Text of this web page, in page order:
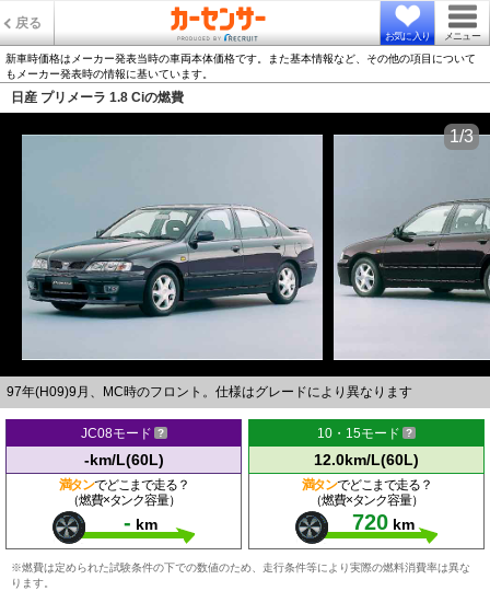
戻る
お気に入り メニュー
新車時価格はメーカー発表当時の車両本体価格です。また基本情報など、その他の項目について
もメーカー発表時の情報に基いています。
日産 プリメーラ 1.8 Ciの燃費
97年(H09)9月、MC時のフロント。仕様はグレードにより異なります
1/3
JC08モード
-km/L(60L)
満タンでどこまで走る？
（燃費×タンク容量）
- km
10・15モード
12.0km/L(60L)
満タンでどこまで走る？
（燃費×タンク容量）
720 km
※燃費は定められた試験条件の下での数値のため、走行条件等により実際の燃料消費率は異な
ります。